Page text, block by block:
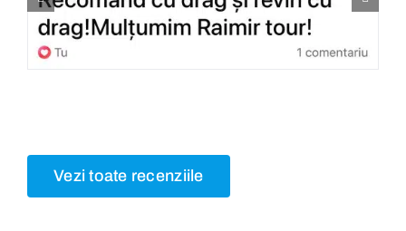
Vezi toate recenziile